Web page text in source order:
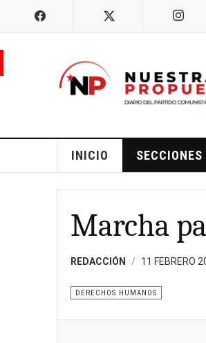
INICIO SECCIONES
Marcha
REDACCIÓN 11 FEBRERO
DERECHOS HUMANOS